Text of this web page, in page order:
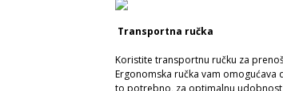
Transportna ručka
Koristite transportnu ručku za
Ergonomska ručka vam omogućava